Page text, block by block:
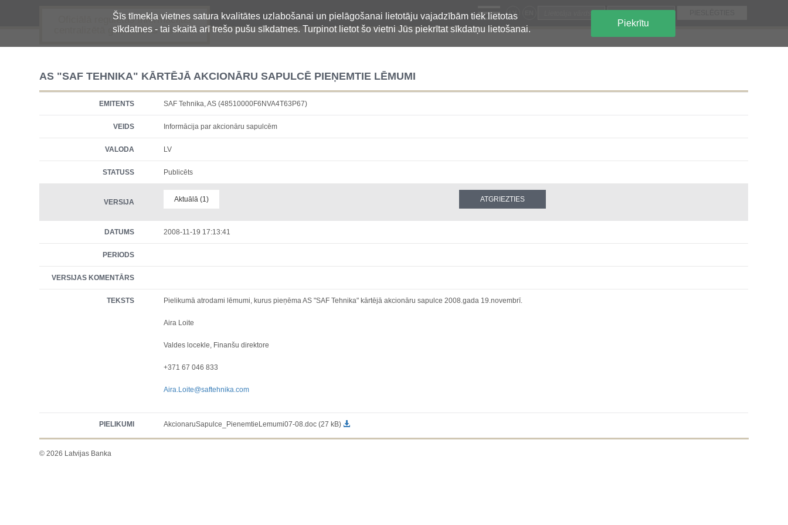
Šīs tīmekļa vietnes satura kvalitātes uzlabošanai un pielāgošanai lietotāju vajadzībām tiek lietotas
sīkdatnes - tai skaitā arī trešo pušu sīkdatnes. Turpinot lietot šo vietni Jūs piekrītat sīkdatņu lietošanai.
Piekrītu
Oficiālā regulētās informācijas
centralizētā glabāšanas sistēma
LV
AS "SAF TEHNIKA" KĀRTĒJĀ AKCIONĀRU SAPULCĒ PIEŅEMTIE LĒMUMI
EMITENTS SAF Tehnika, AS (48510000F6NVA4T63P67)
VEIDS Informācija par akcionāru sapulcēm
VALODA LV
STATUSS Publicēts
VERSIJA Aktuālā (1)
DATUMS 2008-11-19 17:13:41
PERIODS
VERSIJAS KOMENTĀRS
TEKSTS Pielikumā atrodami lēmumi, kurus pieņēma AS "SAF Tehnika" kārtējā akcionāru sapulce 2008.gada 19.novembrī.
Aira Loite
Valdes locekle, Finanšu direktore
+371 67 046 833
Aira.Loite@saftehnika.com
PIELIKUMI AkcionaruSapulce_PienemtieLemumi07-08.doc (27 kB)
© 2026 Latvijas Banka